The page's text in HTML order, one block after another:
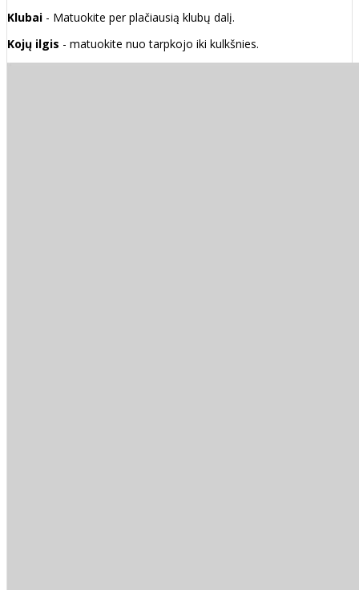
Klubai - Matuokite per plačiausią klubų dalį.
Kojų ilgis - matuokite nuo tarpkojo iki kulkšnies.